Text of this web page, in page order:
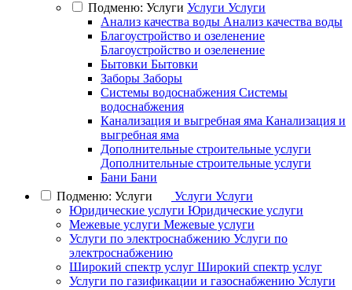
Подменю: Услуги Услуги Услуги
Анализ качества воды Анализ качества воды
Благоустройство и озеленение
Благоустройство и озеленение
Бытовки Бытовки
Заборы Заборы
Системы водоснабжения Системы
водоснабжения
Канализация и выгребная яма Канализация и
выгребная яма
Дополнительные строительные услуги
Дополнительные строительные услуги
Бани Бани
Подменю: Услуги
Услуги Услуги
Юридические услуги Юридические услуги
Межевые услуги Межевые услуги
Услуги по электроснабжению Услуги по
электроснабжению
Широкий спектр услуг Широкий спектр услуг
Услуги по газификации и газоснабжению Услуги